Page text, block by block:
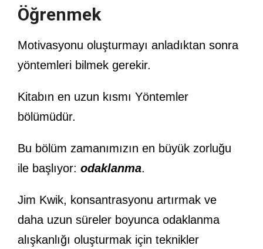
Öğrenmek
Motivasyonu oluşturmayı anladıktan sonra
yöntemleri bilmek gerekir.
Kitabın en uzun kısmı Yöntemler
bölümüdür.
Bu bölüm zamanımızın en büyük zorluğu
ile başlıyor: odaklanma.
Jim Kwik, konsantrasyonu artırmak ve
daha uzun süreler boyunca odaklanma
alışkanlığı oluşturmak için teknikler